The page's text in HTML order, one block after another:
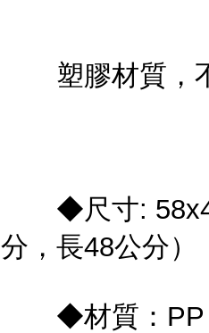
塑膠材質，
◆尺寸: 58x42
分，長48公分）
◆材質：PP